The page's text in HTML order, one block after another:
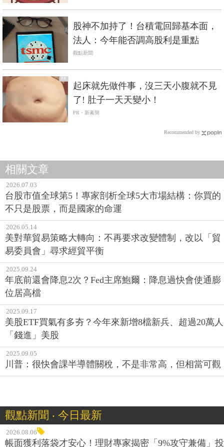
股神不加持了！台積電回歸基本面，
法人：今年能否調高股利是重點
觀點新聞
PR
起床就先做件事，沒三天小腹就不見
了! 肚子一天天變小！
PR・新素簡
Recommended by
相關文章
2026.07.03
台股市值全球第5！專家剖析全球5大市場結構：你買的
不只是股票，而是國家的命運
2026.05.14
美對華貿易策略大轉向：不再要求改變體制，改以「貿
易委員會」尋求經貿平衡
2025.09.24
年底前還會降息2次？Fed主席鮑爾：降息過快會使通膨
位居高檔
2025.09.17
美股ETF買氣有多夯？今年來新增8檔新兵、超過20萬人
「錢進」美股
2025.09.05
川普：很快會課半導體關稅，不是非常高，但相當可觀
觀點新聞 ‧ 今日最新
2026.08.06
帳面獲利落袋才安心！理財專家揭密「9%攻守兼備」投